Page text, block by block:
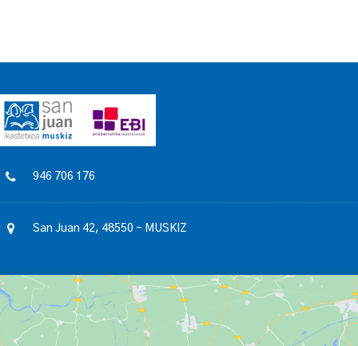
946 706 176
San Juan 42, 48550 – MUSKIZ